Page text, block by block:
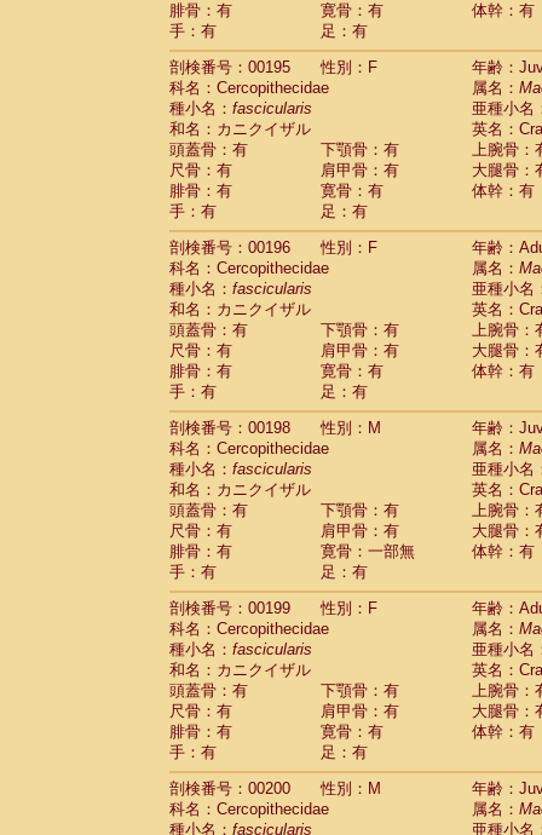
腓骨：有
寛骨：有
体幹：有
手：有
足：有
剖検番号：00195
性別：F
年齢：
科名：Cercopithecidae
属名：
種小名： fascicularis
亜種小名
和名：カニクイザル
英名：
頭蓋骨：有
下顎骨：有
上腕骨：
尺骨：有
肩甲骨：有
大腿骨：
腓骨：有
寛骨：有
体幹：有
手：有
足：有
剖検番号：00196
性別：F
年齢：
科名：Cercopithecidae
属名：
種小名： fascicularis
亜種小名
和名：カニクイザル
英名：
頭蓋骨：有
下顎骨：有
上腕骨：
尺骨：有
肩甲骨：有
大腿骨：
腓骨：有
寛骨：有
体幹：有
手：有
足：有
剖検番号：00198
性別：M
年齢：
科名：Cercopithecidae
属名：
種小名： fascicularis
亜種小名
和名：カニクイザル
英名：
頭蓋骨：有
下顎骨：有
上腕骨：
尺骨：有
肩甲骨：有
大腿骨：
腓骨：有
寛骨：一部無
体幹：有
手：有
足：有
剖検番号：00199
性別：F
年齢：
科名：Cercopithecidae
属名：
種小名： fascicularis
亜種小名
和名：カニクイザル
英名：
頭蓋骨：有
下顎骨：有
上腕骨：
尺骨：有
肩甲骨：有
大腿骨：
腓骨：有
寛骨：有
体幹：有
手：有
足：有
剖検番号：00200
性別：M
年齢：
科名：Cercopithecidae
属名：
種小名： fascicularis 亜種小名